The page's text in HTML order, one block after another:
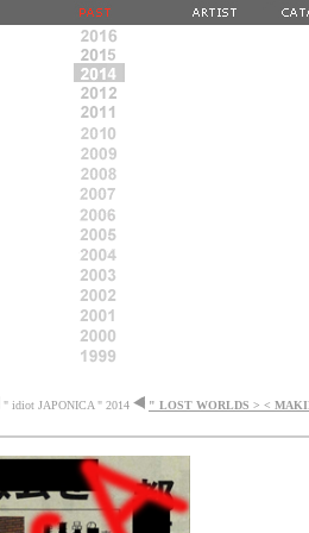
" idiot JAPONICA " 2014 " LOST WORLDS > <